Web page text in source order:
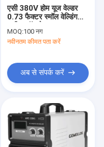
एसी 380V होम यूज वेल्डर
0.73 फैक्टर स्मॉल वेल्डिंग
MOQ:100 नग
नवीनतम कीमत पता करें
अब से संपर्क करें